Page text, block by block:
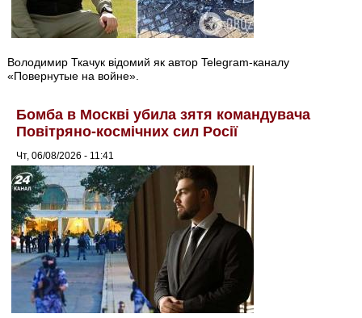
Володимир Ткачук відомий як автор Telegram-каналу
«Повернутые на войне».
Бомба в Москві убила зятя командувача
Повітряно-космічних сил Росії
Чт, 06/08/2026 - 11:41